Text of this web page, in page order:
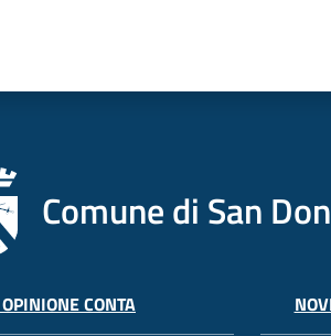
Comune di San
CONTA